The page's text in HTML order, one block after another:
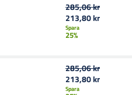
285,06 kr
213,80 kr
Spara
25%
285,06 kr
213,80 kr
Spara